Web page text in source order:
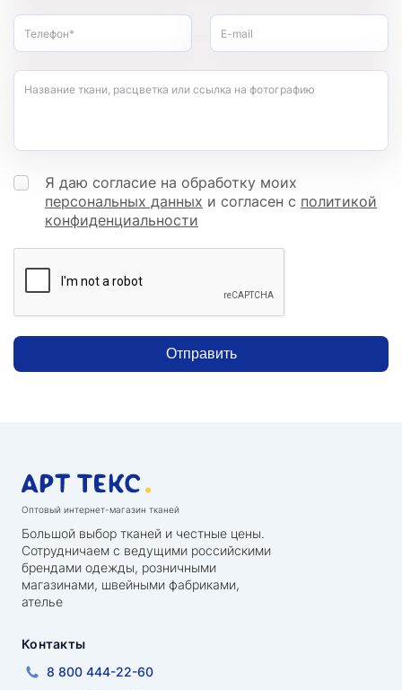
Телефон* E-mail
Название ткани, расцветка или ссылка на фотографию
Я даю согласие на обработку моих
персональных данных и согласен с политикой
конфиденциальности
Отправить
Оптовый интернет-магазин тканей
Большой выбор тканей и честные цены.
Сотрудничаем с ведущими российскими
брендами одежды, розничными
магазинами, швейными фабриками,
ателье
Контакты
8 800 444-22-60